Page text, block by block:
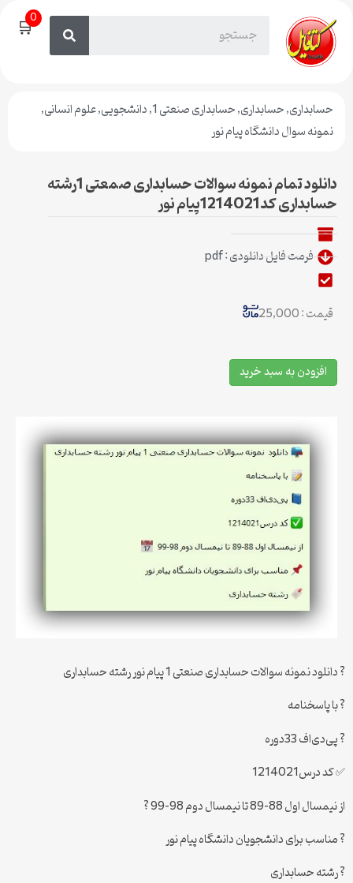
🛒0
حسابداری,حسابداری,حسابداری صنعتی 1 ,دانشجویی,علوم انسانی,
نمونه سوال دانشگاه پیام نور
دانلود تمام نمونه سوالات حسابداری صمعتی 1رشته
حسابداری کد1214021پیام نور
فرمت فایل دانلودی : pdf
قیمت : 25,000
افزودن به سبد خرید
? دانلود نمونه سوالات حسابداری صنعتی 1 پیام نور رشته حسابداری
? با پاسخنامه
? پی‌دی‌اف 33دوره
✅ کد درس1214021
از نیمسال اول 88-89 تا نیمسال دوم 98-99 ?
? مناسب برای دانشجویان دانشگاه پیام نور
? رشته حسابداری